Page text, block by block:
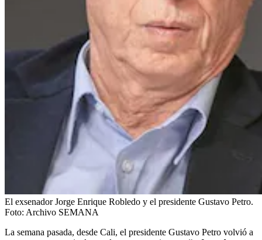
El exsenador Jorge Enrique Robledo y el presidente Gustavo Petro.
Foto: Archivo SEMANA
La semana pasada, desde Cali, el presidente Gustavo Petro volvió a